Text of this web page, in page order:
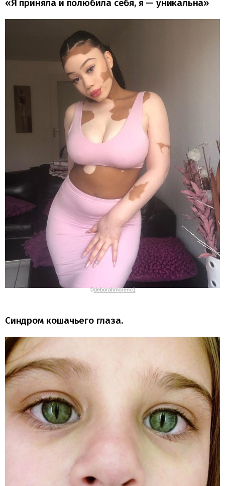
«Я приняла и полюбила себя, я — уникальна»
©deborahmoreno1
Синдром кошачьего глаза.